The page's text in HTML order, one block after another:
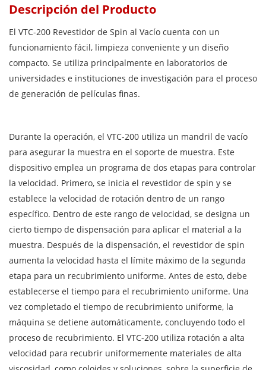
Descripción del Producto
El VTC-200 Revestidor de Spin al Vacío cuenta con un
funcionamiento fácil, limpieza conveniente y un diseño
compacto. Se utiliza principalmente en laboratorios de
universidades e instituciones de investigación para el proceso
de generación de películas finas.
Durante la operación, el VTC-200 utiliza un mandril de vacío
para asegurar la muestra en el soporte de muestra. Este
dispositivo emplea un programa de dos etapas para controlar
la velocidad. Primero, se inicia el revestidor de spin y se
establece la velocidad de rotación dentro de un rango
específico. Dentro de este rango de velocidad, se designa un
cierto tiempo de dispensación para aplicar el material a la
muestra. Después de la dispensación, el revestidor de spin
aumenta la velocidad hasta el límite máximo de la segunda
etapa para un recubrimiento uniforme. Antes de esto, debe
establecerse el tiempo para el recubrimiento uniforme. Una
vez completado el tiempo de recubrimiento uniforme, la
máquina se detiene automáticamente, concluyendo todo el
proceso de recubrimiento. El VTC-200 utiliza rotación a alta
velocidad para recubrir uniformemente materiales de alta